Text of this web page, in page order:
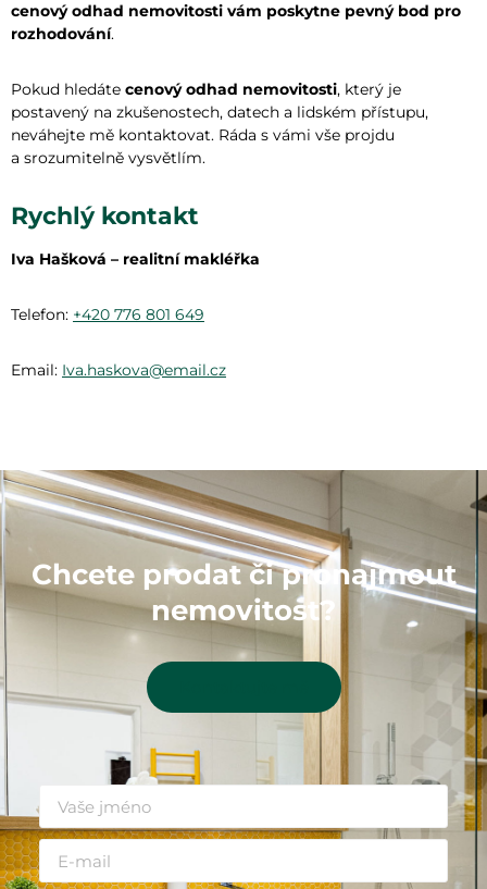
cenový odhad nemovitosti vám poskytne pevný bod pro
rozhodování.
Pokud hledáte cenový odhad nemovitosti, který je
postavený na zkušenostech, datech a lidském přístupu,
neváhejte mě kontaktovat. Ráda s vámi vše projdu
a srozumitelně vysvětlím.
Rychlý kontakt
Iva Hašková – realitní makléřka
Telefon: +420 776 801 649
Email: Iva.haskova@email.cz
Chcete prodat či pronajmout
nemovitost?